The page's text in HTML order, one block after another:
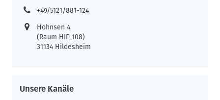
+49/5121/881-124
Hohnsen 4
(Raum HIF_108)
31134 Hildesheim
Unsere Kanäle